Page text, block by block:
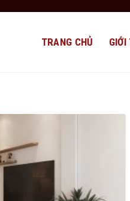
TRANG CHỦ GIỚI